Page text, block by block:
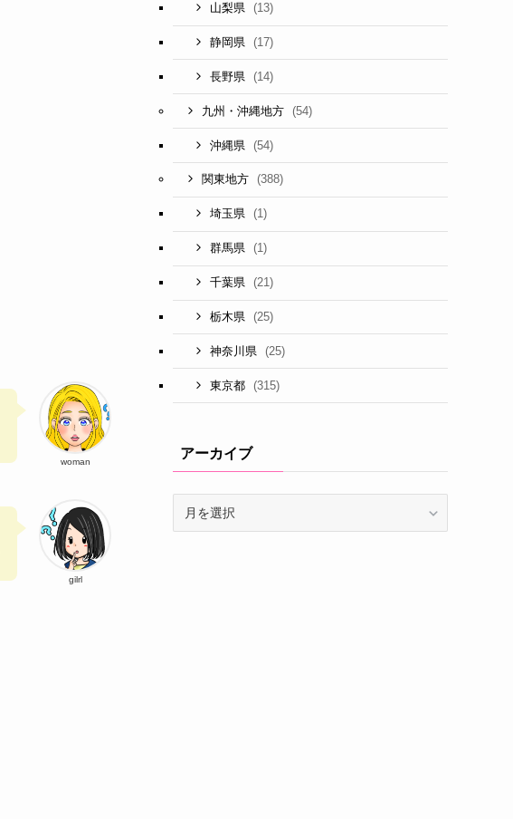
woman
gilrl
山梨県 (13)
静岡県 (17)
長野県 (14)
九州・沖縄地方 (54)
沖縄県 (54)
関東地方 (388)
埼玉県 (1)
群馬県 (1)
千葉県 (21)
栃木県 (25)
神奈川県 (25)
東京都 (315)
アーカイブ